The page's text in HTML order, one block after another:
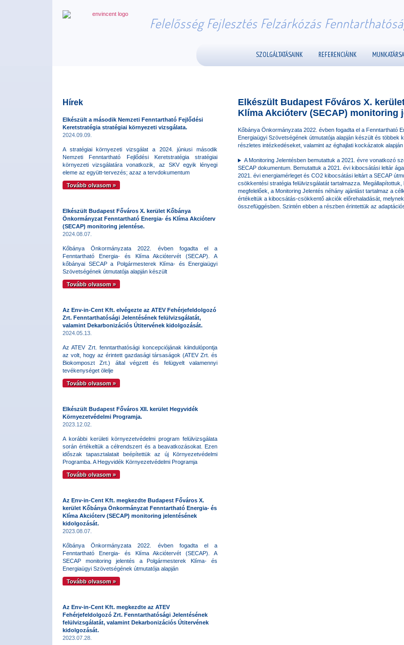
Felelősség Fejlesztés Felzárkózás
SZOLGÁLTATÁSAINK REFERENCIÁINK
Hírek
Elkészült a második Nemzeti Fenntartható Fejlődési
Keretstratégia stratégiai környezeti vizsgálata.
2024.09.09.
A stratégiai környezeti vizsgálat a 2024. júniusi második
Nemzeti Fenntartható Fejlődési Keretstratégia stratégiai
környezeti vizsgálatára vonatkozik, az SKV egyik lényegi
eleme az együtt-tervezés; azaz a tervdokumentum
Tovább olvasom »
Elkészült Budapest Főváros X. kerület Kőbánya
Önkormányzat Fenntartható Energia- és Klíma Akcióterv
(SECAP) monitoring jelentése.
2024.08.07.
Kőbánya Önkormányzata 2022. évben fogadta el a
Fenntartható Energia- és Klíma Akciótervét (SECAP). A
kőbányai SECAP a Polgármesterek Klíma- és Energiaügyi
Szövetségének útmutatója alapján készült
Tovább olvasom »
Az Env-in-Cent Kft. elvégezte az ATEV Fehérjefeldolgozó
Zrt. Fenntarthatósági Jelentésének felülvizsgálatát,
valamint Dekarbonizációs Útitervének kidolgozását.
2024.05.13.
Az ATEV Zrt. fenntarthatósági koncepciójának kiindulópontja
az volt, hogy az érintett gazdasági társaságok (ATEV Zrt. és
Biokomposzt Zrt.) által végzett és felügyelt valamennyi
tevékenységet ölelje
Tovább olvasom »
Elkészült Budapest Főváros XII. kerület Hegyvidék
Környezetvédelmi Programja.
2023.12.02.
A korábbi kerületi környezetvédelmi program felülvizsgálata
során értékeltük a célrendszert és a beavatkozásokat. Ezen
időszak tapasztalatait beépítettük az új Környezetvédelmi
Programba. A Hegyvidék Környezetvédelmi Programja
Tovább olvasom »
Az Env-in-Cent Kft. megkezdte Budapest Főváros X.
kerület Kőbánya Önkormányzat Fenntartható Energia- és
Klíma Akcióterv (SECAP) monitoring jelentésének
kidolgozását.
2023.08.07.
Kőbánya Önkormányzata 2022. évben fogadta el a
Fenntartható Energia- és Klíma Akciótervét (SECAP). A
SECAP monitoring jelentés a Polgármesterek Klíma- és
Energiaügyi Szövetségének útmutatója alapján
Tovább olvasom »
Az Env-in-Cent Kft. megkezdte az ATEV
Fehérjefeldolgozó Zrt. Fenntarthatósági Jelentésének
felülvizsgálatát, valamint Dekarbonizációs Útitervének
kidolgozását.
2023.07.28.
Elkészült Budapest Főváros X.
Klíma Akcióterv (SECAP) monitoring
Kőbánya Önkormányzata 2022. évben fogadta el a Fenntartható
Energiaügyi Szövetségének útmutatója alapján készült és
részletes intézkedéseket, valamint az éghajlati kockázatok
A Monitoring Jelentésben bemutattuk a 2021. évre vonatkozó
SECAP dokumentum. Bemutattuk a 2021. évi kibocsátási leltár
2021. évi energiamérleget és CO2 kibocsátási leltárt a SECAP
csökkentési stratégia felülvizsgálatát tartalmazza.
megfelelőek, a Monitoring Jelentés néhány ajánlást tartalmaz a
értékeltük a kibocsátás-csökkentő akciók előrehaladását,
összefüggésben. Szintén ebben a részben érintettük az